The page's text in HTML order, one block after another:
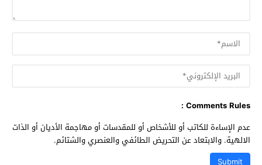
Comments Rules :
عدم الإساءة للكاتب أو للأشخاص أو للمقدسات أو مهاجمة الأديان أو الذات
الالهية. والابتعاد عن التحريض الطائفي والعنصري والشتائم.